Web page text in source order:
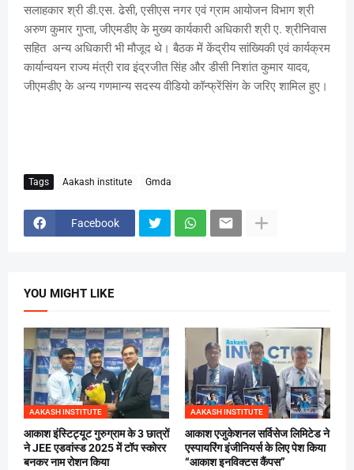
सलाहकार श्री डी.एस. ढेसी, एसीएस नगर एवं ग्राम आयोजन विभाग श्री
अरुण कुमार गुप्ता, जीएमडीए के मुख्य कार्यकारी अधिकारी श्री ए. श्रीनिवास
सहित अन्य अधिकारी भी मौजूद थे। बैठक में केंद्रीय सांख्यिकी एवं कार्यक्रम
कार्यान्वयन राज्य मंत्री राव इंद्रजीत सिंह और डीसी निशांत कुमार यादव,
जीएमडीए के अन्य गणमान्य सदस्य वीडियो कॉन्फ्रेंसिंग के जरिए शामिल हुए।
Tags Aakash institute Gmda
Facebook
YOU MIGHT LIKE
AAKASH INSTITUTE
आकाश इंस्टिट्यूट गुरुग्राम के 3 छात्रों
ने JEE एडवांस्ड 2025 में टॉप स्कोरर
बनकर नाम रोशन किया
AAKASH INSTITUTE
आकाश एजुकेशनल सर्विसेज लिमिटेड ने
एस्पायरिंग इंजीनियर्स के लिए पेश किया
“आकाश इनविक्टस कैंपस”